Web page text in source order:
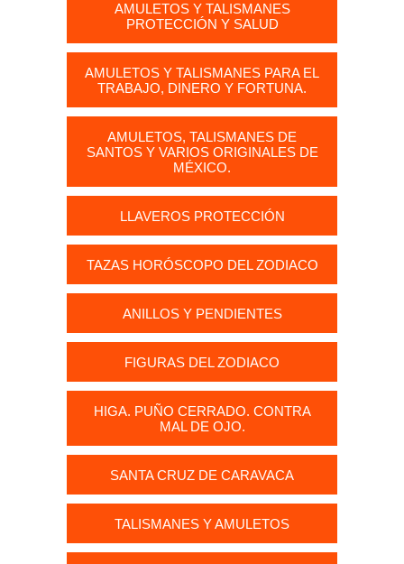
AMULETOS Y TALISMANES
PROTECCIÓN Y SALUD
AMULETOS Y TALISMANES PARA EL
TRABAJO, DINERO Y FORTUNA.
AMULETOS, TALISMANES DE
SANTOS Y VARIOS ORIGINALES DE
MÉXICO.
LLAVEROS PROTECCIÓN
TAZAS HORÓSCOPO DEL ZODIACO
ANILLOS Y PENDIENTES
FIGURAS DEL ZODIACO
HIGA. PUÑO CERRADO. CONTRA
MAL DE OJO.
SANTA CRUZ DE CARAVACA
TALISMANES Y AMULETOS